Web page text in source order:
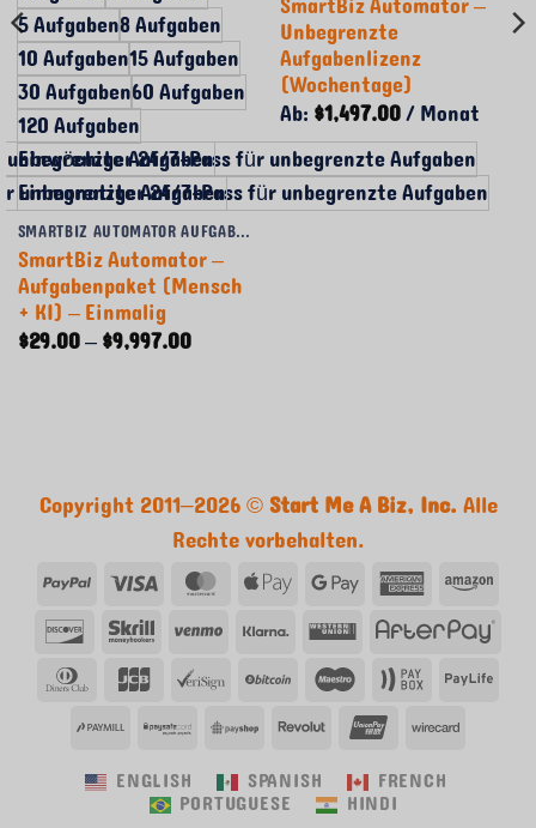
5 Aufgaben8 Aufgaben
10 Aufgaben15 Aufgaben
30 Aufgaben60 Aufgaben
120 Aufgaben
Einwöchiger 24/7-Pass für unbegrenzte Aufgaben
Einmonatiger 24/7-Pass für unbegrenzte Aufgaben
SMARTBIZ AUTOMATOR AUFGABENPAKETE & -PÄSSE
SmartBiz Automator –
Aufgabenpaket (Mensch
+ KI) – Einmalig
$29.00–$9,997.00Preisspanne:
$29.00
Unbegrenzte
Aufgabenlizenz
(Wochentage)
Ab:$1,497.00/ Monat
Aufgaben
unbegrenzte Aufgaben
Copyright 2011–2026 ©Start Me A Biz, Inc.Alle
Rechte vorbehalten.
PayPalVisum MasterCard
Apple
Pay
Google
Pay
American
Express
Entdecken
Skrill VenmoKlarnaWestern
Union
Dinners
JCB VeriSign Bitcoin Maestro Paybox
PayMillPaySafePayShopRevolut UnionPay
ENGLISH SPANISH FRENCH
PORTUGUESE HINDI